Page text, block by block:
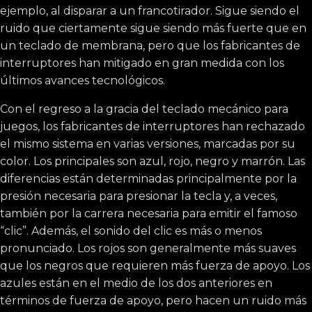
ejemplo, al disparar a un francotirador. Sigue siendo el
ruido que ciertamente sigue siendo más fuerte que en
un teclado de membrana, pero que los fabricantes de
interruptores han mitigado en gran medida con los
últimos avances tecnológicos.
Con el regreso a la gracia del teclado mecánico para
juegos, los fabricantes de interruptores han rechazado
el mismo sistema en varias versiones, marcadas por su
color. Los principales son azul, rojo, negro y marrón. Las
diferencias están determinadas principalmente por la
presión necesaria para presionar la tecla y, a veces,
también por la carrera necesaria para emitir el famoso
“clic”. Además, el sonido del clic es más o menos
pronunciado. Los rojos son generalmente más suaves
que los negros que requieren más fuerza de apoyo. Los
azules están en el medio de los dos anteriores en
términos de fuerza de apoyo, pero hacen un ruido más